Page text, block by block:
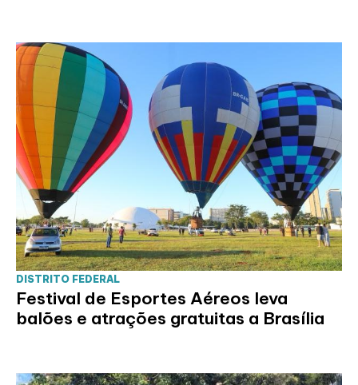
DISTRITO FEDERAL
Festival de Esportes Aéreos leva
balões e atrações gratuitas a Brasília